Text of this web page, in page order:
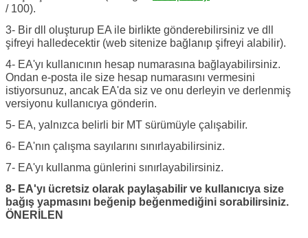
/ 100).
3- Bir dll oluşturup EA ile birlikte gönderebilirsiniz ve dll
şifreyi halledecektir (web sitenize bağlanıp şifreyi alabilir).
4- EA'yı kullanıcının hesap numarasına bağlayabilirsiniz.
Ondan e-posta ile size hesap numarasını vermesini
istiyorsunuz, ancak EA'da siz ve onu derleyin ve derlenmiş
versiyonu kullanıcıya gönderin.
5- EA, yalnızca belirli bir MT sürümüyle çalışabilir.
6- EA'nın çalışma sayılarını sınırlayabilirsiniz.
7- EA'yı kullanma günlerini sınırlayabilirsiniz.
8- EA'yı ücretsiz olarak paylaşabilir ve kullanıcıya size
bağış yapmasını beğenip beğenmediğini sorabilirsiniz.
ÖNERİLEN